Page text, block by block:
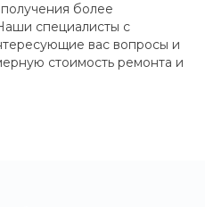
более
специалисты с
вас вопросы и
стоимость ремонта и